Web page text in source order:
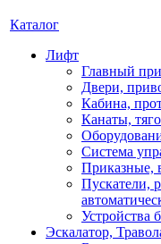
Каталог
Лифт
Главный
Двери,
Кабина,
Канаты,
Система
Приказные,
Пускатели,
Устройства
Эскалатор,